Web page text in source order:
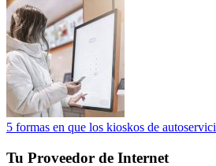
5 formas en que los kioskos de
Tu Proveedor de Internet